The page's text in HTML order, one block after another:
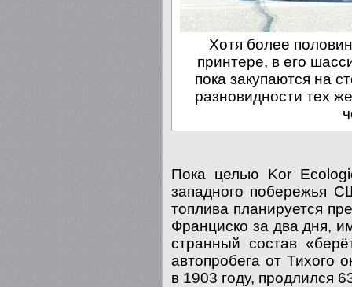
Хотя более
принтере, в его
пока закупаются на
разновидности тех
Пока целью Kor
западного побережья
топлива планируется
Франциско за два дня,
странный состав
автопробега от Тихого
в 1903 году, продлился